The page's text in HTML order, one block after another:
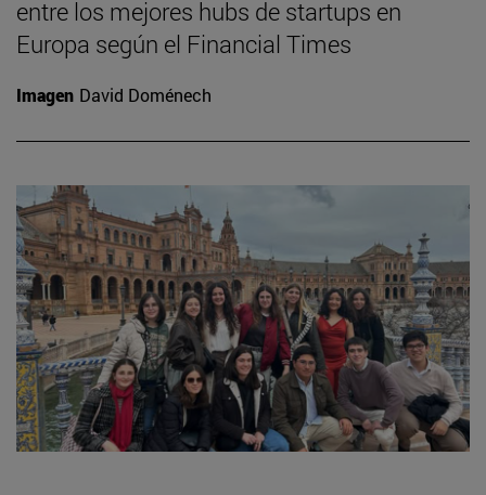
entre los mejores hubs de startups en
Europa según el Financial Times
Imagen David Doménech